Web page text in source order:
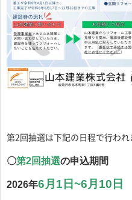
第2回抽選は下記の日程で行われ
〇第2回抽選の申込期間
2026年6月1日~6月10日